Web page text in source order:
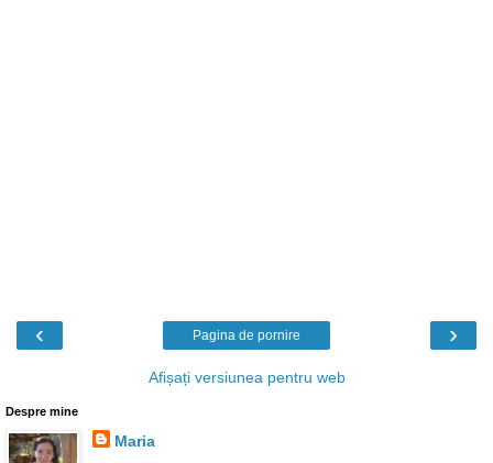
‹ ›
Pagina de pornire
Afișați versiunea pentru web
Despre mine
Maria